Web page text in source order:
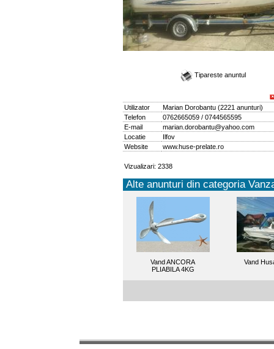
Tipareste anuntul
Utilizator Marian Dorobantu(2221 anunturi)
Telefon
0762665059 / 0744565595
E-mail
marian.dorobantu@yahoo.com
Locatie
Ilfov
Website
www.huse-prelate.ro
Vizualizari: 2338
Alte anunturi din categoria
Vand ANCORA
PLIABILA 4KG
Vand